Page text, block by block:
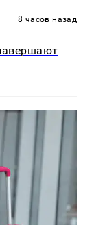
8 часов назад